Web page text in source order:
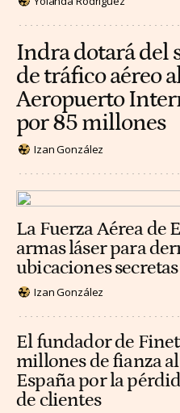
Indra dotará del
de tráfico aéreo
Aeropuerto
por 85 millones
Izan González
La Fuerza Aérea de
armas láser para
ubicaciones
Izan González
El fundador de
millones de fianza
España por la
de clientes